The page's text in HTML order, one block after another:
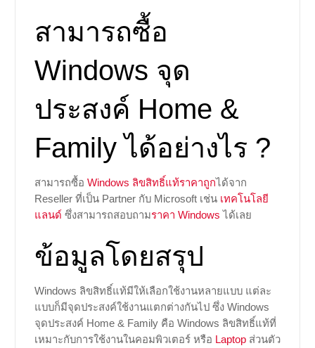
สามารถซื้อ
Windows จุด
ประสงค์ Home &
Family ได้อย่างไร ?
สามารถซื้อ Windows ลิขสิทธิ์แท้ราคาถูกได้จาก
Reseller ที่เป็น Partner กับ Microsoft เช่น เทคโนโลยี
แลนด์ ซึ่งสามารถสอบถามราคา Windows ได้เลย
ข้อมูลโดยสรุป
Windows ลิขสิทธิ์แท้มีให้เลือกใช้งานหลายแบบ แต่ละ
แบบก็มีจุดประสงค์ใช้งานแตกต่างกันไป ซึ่ง Windows
จุดประสงค์ Home & Family คือ Windows ลิขสิทธิ์แท้ที่
เหมาะกับการใช้งานในคอมพิวเตอร์ หรือ Laptopส่วนตัว